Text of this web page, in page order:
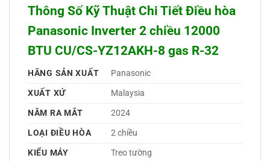
Thông Số Kỹ Thuật Chi Tiết Điều hòa
Panasonic Inverter 2 chiều 12000
BTU CU/CS-YZ12AKH-8 gas R-32
HÃNG SẢN XUẤT
Panasonic
XUẤT XỨ
Malaysia
NĂM RA MẮT
2024
LOẠI ĐIỀU HÒA
2 chiều
KIỂU MÁY
Treo tường